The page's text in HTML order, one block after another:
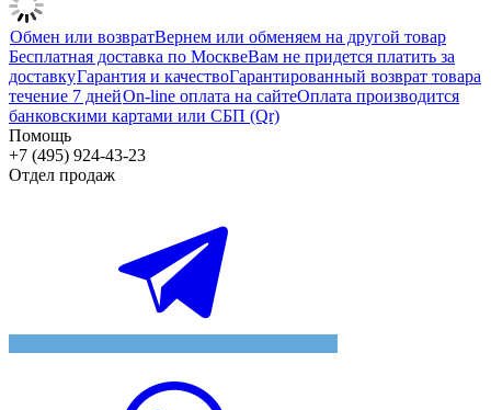
Обмен или возвратВернем или обменяем на другой товар
Бесплатная доставка по МосквеВам не придется платить за
доставкуГарантия и качествоГарантированный возврат товара
течение 7 днейOn-line оплата на сайтеОплата производится
банковскими картами или СБП (Qr)
Помощь
+7 (495) 924-43-23
Отдел продаж